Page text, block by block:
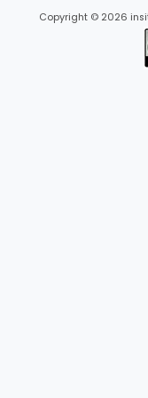
Copyright © 2026